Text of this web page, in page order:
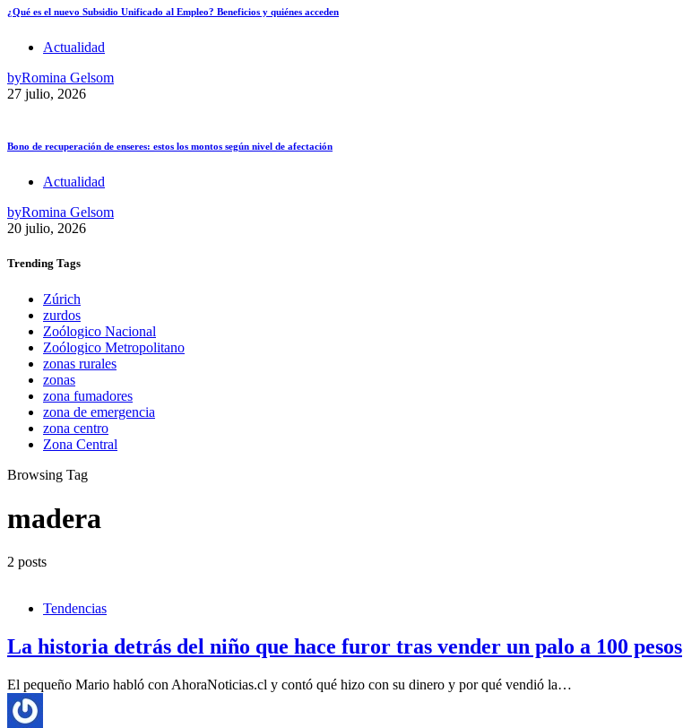
¿Qué es el nuevo Subsidio Unificado al Empleo? Beneficios y quiénes acceden
Actualidad
byRomina Gelsom
27 julio, 2026
Bono de recuperación de enseres: estos los montos según nivel de afectación
Actualidad
byRomina Gelsom
20 julio, 2026
Trending Tags
Zúrich
zurdos
Zoólogico Nacional
Zoólogico Metropolitano
zonas rurales
zonas
zona fumadores
zona de emergencia
zona centro
Zona Central
Browsing Tag
madera
2 posts
Tendencias
La historia detrás del niño que hace furor tras vender un palo a 100 pesos
El pequeño Mario habló con AhoraNoticias.cl y contó qué hizo con su dinero y por qué vendió la…